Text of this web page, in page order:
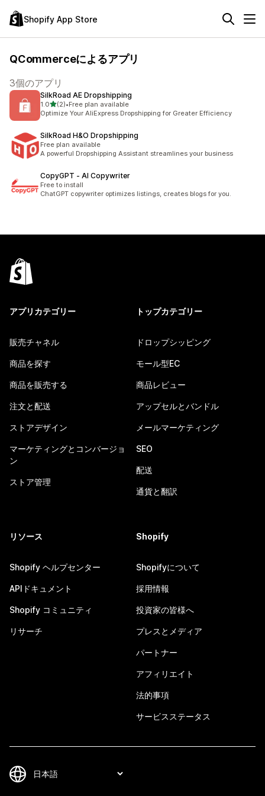
Shopify App Store
QCommerceによるアプリ
3個のアプリ
SilkRoad AE Dropshipping
1.05つ星中
(2)
合計レビュー数：2件
•Free plan available
Optimize Your AliExpress Dropshipping for Greater Efficiency
SilkRoad H&O Dropshipping
Free plan available
A powerful Dropshipping Assistant streamlines your business
CopyGPT ‑ AI Copywriter
Free to install
ChatGPT copywriter optimizes listings, creates blogs for you.
アプリカテゴリー
販売チャネル
商品を探す
商品を販売する
注文と配送
ストアデザイン
マーケティングとコンバージョ
ン
ストア管理
トップカテゴリー
ドロップシッピング
モール型EC
商品レビュー
アップセルとバンドル
メールマーケティング
SEO
配送
通貨と翻訳
リソース
Shopify ヘルプセンター
APIドキュメント
Shopify コミュニティ
リサーチ
Shopify
Shopifyについて
採用情報
投資家の皆様へ
プレスとメディア
パートナー
アフィリエイト
法的事項
サービスステータス